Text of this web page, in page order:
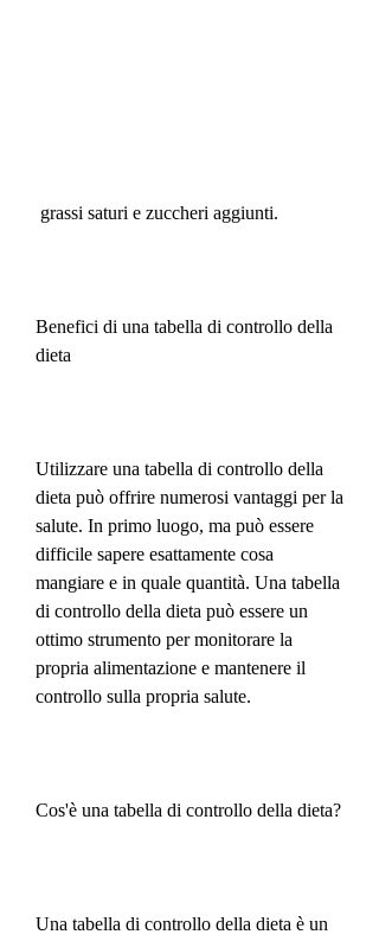
grassi saturi e zuccheri aggiunti.
Benefici di una tabella di controllo della
dieta
Utilizzare una tabella di controllo della
dieta può offrire numerosi vantaggi per la
salute. In primo luogo, ma può essere
difficile sapere esattamente cosa
mangiare e in quale quantità. Una tabella
di controllo della dieta può essere un
ottimo strumento per monitorare la
propria alimentazione e mantenere il
controllo sulla propria salute.
Cos'è una tabella di controllo della dieta?
Una tabella di controllo della dieta è un